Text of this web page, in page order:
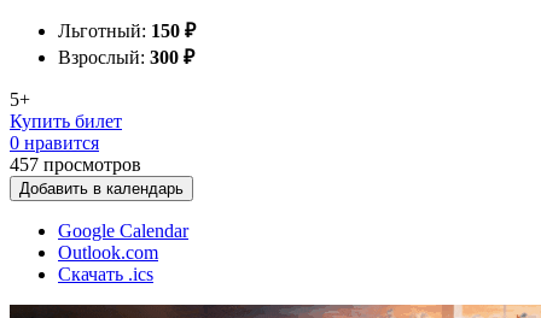
Льготный: 150 ₽
Взрослый: 300 ₽
5+
Купить билет
0 нравится
457 просмотров
Добавить в календарь
Google Calendar
Outlook.com
Скачать .ics